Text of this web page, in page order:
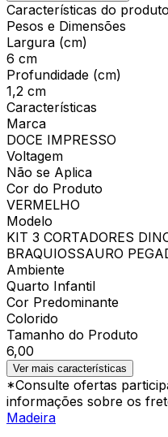
Características do produto
Pesos e Dimensões
Largura (cm)
6 cm
Profundidade (cm)
1,2 cm
Características
Marca
DOCE IMPRESSO
Voltagem
Não se Aplica
Cor do Produto
VERMELHO
Modelo
KIT 3 CORTADORES
BRAQUIOSSAURO
Ambiente
Quarto Infantil
Cor Predominante
Colorido
Tamanho do Produto
6,00
Ver mais características
*Consulte ofertas
informações sobre os
Madeira